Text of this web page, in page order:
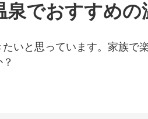
泉でおすすめの
いと思っています。家族で